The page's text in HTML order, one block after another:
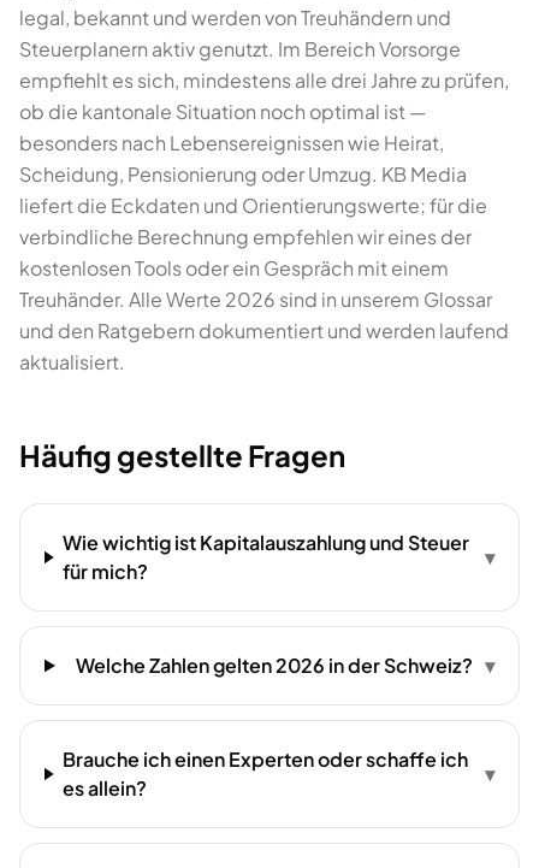
legal, bekannt und werden von Treuhändern und
Steuerplanern aktiv genutzt. Im Bereich Vorsorge
empfiehlt es sich, mindestens alle drei Jahre zu prüfen,
ob die kantonale Situation noch optimal ist —
besonders nach Lebensereignissen wie Heirat,
Scheidung, Pensionierung oder Umzug. KB Media
liefert die Eckdaten und Orientierungswerte; für die
verbindliche Berechnung empfehlen wir eines der
kostenlosen Tools oder ein Gespräch mit einem
Treuhänder. Alle Werte 2026 sind in unserem Glossar
und den Ratgebern dokumentiert und werden laufend
aktualisiert.
Häufig gestellte Fragen
Wie wichtig ist Kapitalauszahlung und Steuer
für mich?
▾
Welche Zahlen gelten 2026 in der Schweiz? ▾
Brauche ich einen Experten oder schaffe ich
es allein?
▾